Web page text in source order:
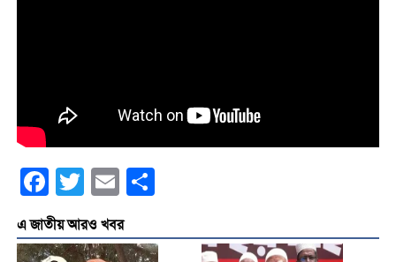
Facebook
Twitter Email
এ জাতীয় আরও খবর